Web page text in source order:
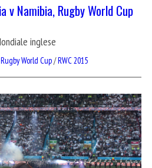
v Namibia, Rugby World Cup
inglese
Rugby World Cup/RWC 2015